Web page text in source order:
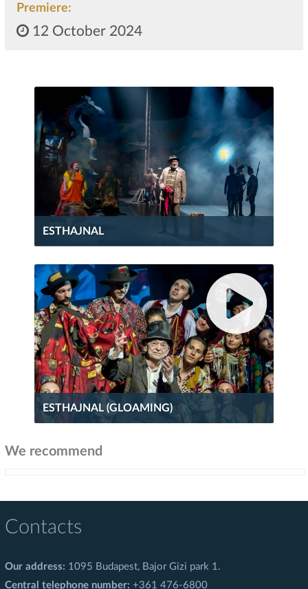
Premiere:
12 October 2024
ESTHAJNAL
ESTHAJNAL (GLOAMING)
We recommend
Contacts
Our address: 1095 Budapest, Bajor Gizi park 1.
Central telephone number: +361 476-6800